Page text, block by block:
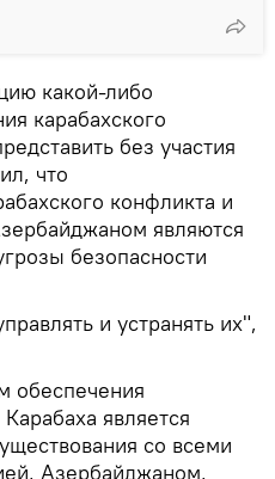
какой-либо
карабахского
без участия
что
конфликта и
являются
безопасности
и устранять их",
обеспечения
является
со всеми
Азербайджаном,